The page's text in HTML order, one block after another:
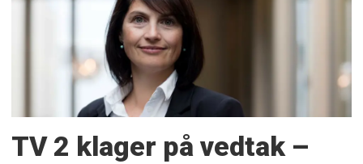
TV 2 klager på vedtak –